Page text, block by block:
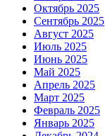
Октябрь 2025
Сентябрь 2025
Август 2025
Июль 2025
Июнь 2025
Май 2025
Апрель 2025
Март 2025
Февраль 2025
Январь 2025